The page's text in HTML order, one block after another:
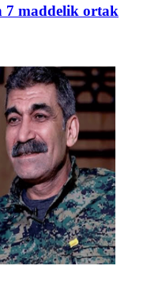
maddelik ortak